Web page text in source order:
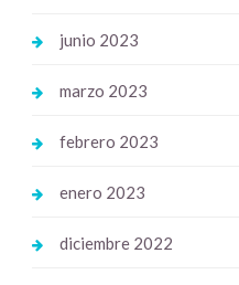
junio 2023
marzo 2023
febrero 2023
enero 2023
diciembre 2022